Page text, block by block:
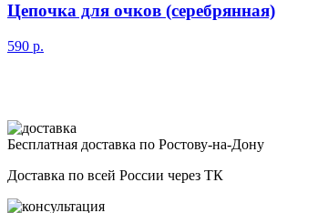
Цепочка для очков (серебрянная)
590 р.
Бесплатная доставка по Ростову-на-Дону
Доставка по всей России через ТК